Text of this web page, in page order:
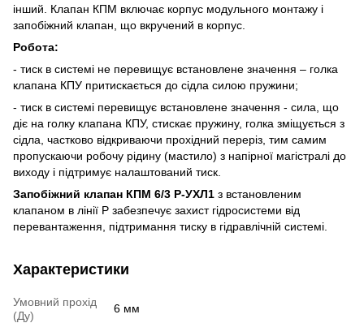
інший. Клапан КПМ включає корпус модульного монтажу і
запобіжний клапан, що вкручений в корпус.
Робота:
- тиск в системі не перевищує встановлене значення – голка
клапана КПУ притискається до сідла силою пружини;
- тиск в системі перевищує встановлене значення - сила, що
діє на голку клапана КПУ, стискає пружину, голка зміщується з
сідла, частково відкриваючи прохідний переріз, тим самим
пропускаючи робочу рідину (мастило) з напірної магістралі до
виходу і підтримує налаштований тиск.
Запобіжний клапан КПМ 6/3 Р-УХЛ1 з встановленим
клапаном в лінії P забезпечує захист гідросистеми від
перевантаження, підтримання тиску в гідравлічній системі.
Характеристики
Умовний прохід
(Ду)
6 мм